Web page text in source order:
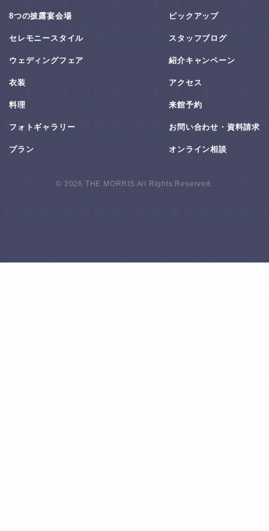
8つの披露宴会場
セレモニースタイル
ウェディングフェア
衣装
料理
フォトギャラリー
プラン
ピックアップ
スタッフブログ
紹介キャンペーン
アクセス
来館予約
お問い合わせ・資料請求
オンライン相談
© 2026 THE MORRIS All Rights Reserved.